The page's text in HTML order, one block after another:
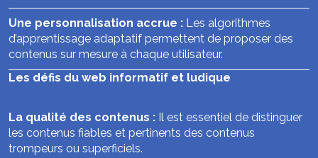
Une personnalisation accrue : Les algorithmes
d’apprentissage adaptatif permettent de proposer des
contenus sur mesure à chaque utilisateur.
Les défis du web informatif et ludique
La qualité des contenus : Il est essentiel de distinguer
les contenus fiables et pertinents des contenus
trompeurs ou superficiels.